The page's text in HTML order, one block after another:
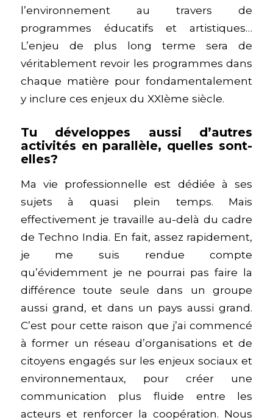
l’environnement au travers de
programmes éducatifs et artistiques…
L’enjeu de plus long terme sera de
véritablement revoir les programmes dans
chaque matière pour fondamentalement
y inclure ces enjeux du XXIème siècle.
Tu développes aussi d’autres
activités en parallèle, quelles sont-
elles?
Ma vie professionnelle est dédiée à ses
sujets à quasi plein temps. Mais
effectivement je travaille au-delà du cadre
de Techno India. En fait, assez rapidement,
je me suis rendue compte
qu’évidemment je ne pourrai pas faire la
différence toute seule dans un groupe
aussi grand, et dans un pays aussi grand.
C’est pour cette raison que j’ai commencé
à former un réseau d’organisations et de
citoyens engagés sur les enjeux sociaux et
environnementaux, pour créer une
communication plus fluide entre les
acteurs et renforcer la coopération. Nous